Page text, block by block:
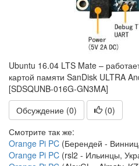
Ubuntu 16.04 LTS Mate –
картой памяти SanDisk ULTRA
[SDSQUNB-016G-GN3MA]
Обсуждение (0)
(0)
Смотрите так же:
Orange Pi PC (Берендей -
Orange Pi PC (rsl2 - Ильинцы,